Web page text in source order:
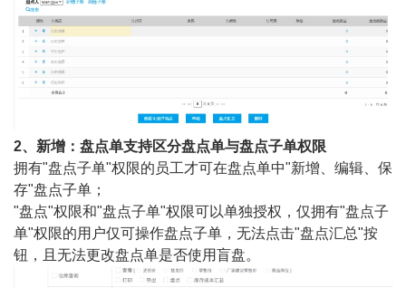
2、新增：盘点单支持区分盘点单与盘点子单权限
拥有"盘点子单"权限的员工才可在盘点单中"新增、编辑、保
存"盘点子单；
"盘点"权限和"盘点子单"权限可以单独授权，仅拥有"盘点子
单"权限的用户仅可操作盘点子单，无法点击"盘点汇总"按
钮，且无法更改盘点单是否使用盲盘。